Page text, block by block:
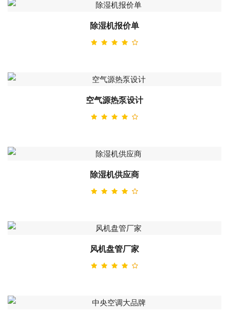
除湿机报价单
空气源热泵设计
除湿机供应商
风机盘管厂家